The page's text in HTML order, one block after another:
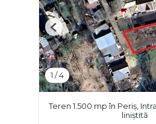
1 /4
Previous
Teren 1.500 mp în Periș,
liniștită